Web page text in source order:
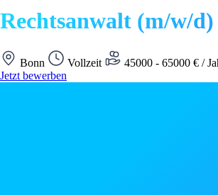
Rechtsanwalt (m/w/
Bonn Vollzeit 45000 - 65000 € /
Jetzt bewerben